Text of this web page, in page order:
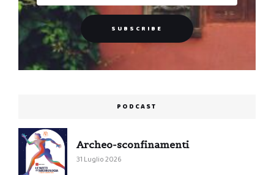
PODCAST
Archeo-sconfinamenti
31 Luglio 2026